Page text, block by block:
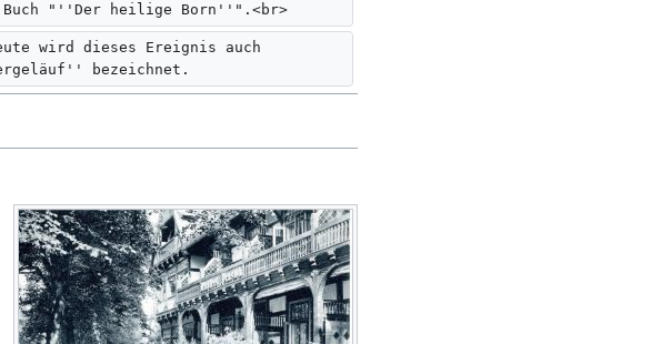
Buch "''Der heilige Born''".<br>
wird dieses Ereignis auch
bezeichnet.